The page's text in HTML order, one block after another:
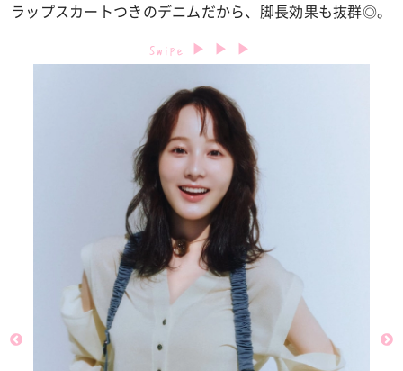
ラップスカートつきのデニムだから、脚長効果も抜群◎。